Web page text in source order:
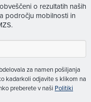
o rezultatih naših
področju mobilnosti in
za namen pošiljanja
kadarkoli odjavite s klikom na
preberete v naši Politiki